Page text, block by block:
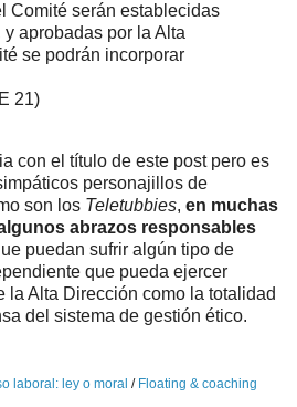
Comité serán establecidas
aprobadas por la Alta
se podrán incorporar
21)
con el título de este post pero es
personajillos de
son los Teletubbies, en muchas
abrazos responsables
puedan sufrir algún tipo de
que pueda ejercer
la Alta Dirección como la totalidad
del sistema de gestión ético.
laboral: ley o moral / Floating & coaching